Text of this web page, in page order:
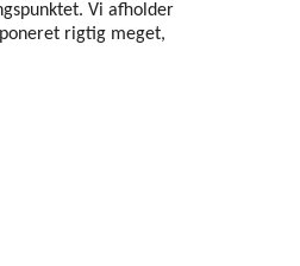
Vi afholder
rigtig meget,